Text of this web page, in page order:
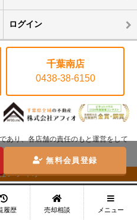
ログイン
千葉南店
0438-38-6150
あり、各店舗の責任のもと運営をして
アフィオ
無料会員登録
履歴 売却相談 メニュー